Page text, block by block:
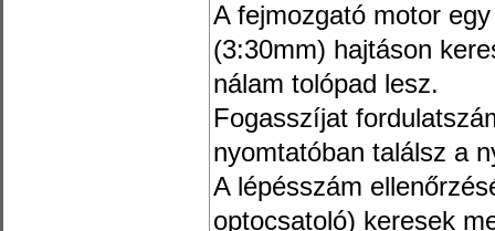
A fejmozgató motor
(3:30mm) hajtáson
nálam tolópad lesz.
Fogasszíjat
nyomtatóban találsz a
A lépésszám
optocsatoló) keresek